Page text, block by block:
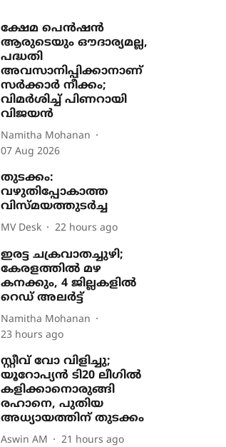
ക്ഷേമ പെൻഷൻ
ആരുടെയും ഔദാര്യമല്ല,
പദ്ധതി
അവസാനിപ്പിക്കാനാണ്
സർക്കാർ നീക്കം;
വിമർശിച്ച് പിണറായി
വിജയൻ
Namitha Mohanan
07 Aug 2026
തുടക്കം:
വഴുതിപ്പോകാത്ത
വിസ്മയത്തുടർച്ച
MV Desk 22 hours ago
ഇരട്ട ചക്രവാതച്ചുഴി;
കേരളത്തിൽ മഴ
കനക്കും, 4 ജില്ലകളിൽ
റെഡ് അലർട്ട്
Namitha Mohanan
23 hours ago
സ്റ്റീവ് വോ വിളിച്ചു;
യൂറോപ‍്യൻ ടി20 ലീഗിൽ
കളിക്കാനൊരുങ്ങി
രഹാനെ, പുതിയ
അധ‍്യായത്തിന് തുടക്കം
Aswin AM 21 hours ago